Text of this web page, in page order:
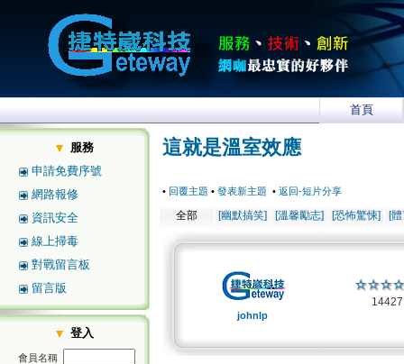
首頁
服務
申請免費序號
網路報修
資訊安全
線上掃毒
對戰留言板
留言版
登入
會員名稱
這就是溫室效應
• 回覆主題 • 發表新主題 • 返回-短片分享
全部 [幽默搞笑] [溫馨勵志] [恐怖驚悚] [
johnlp